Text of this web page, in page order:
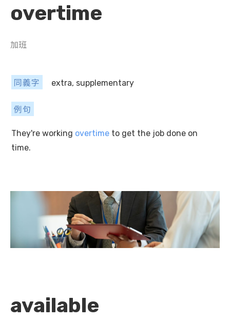
overtime
加班
同義字 extra, supplementary
例句
They're working overtime to get the job done on
time.
available